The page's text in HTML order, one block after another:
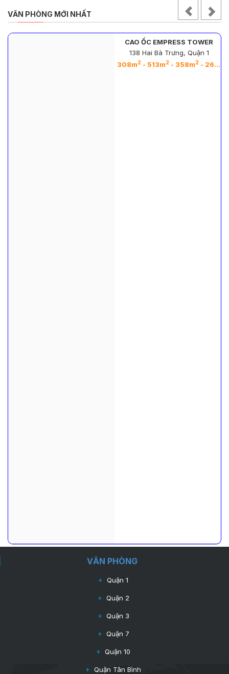
VĂN PHÒNG MỚI NHẤT
CAO ỐC EMPRESS TOWER
138 Hai Bà Trưng, Quận 1
308m2 - 513m2 - 358m2 - 263m
VĂN PHÒNG
Quận 1
Quận 2
Quận 3
Quận 7
Quận 10
Quận Tân Bình